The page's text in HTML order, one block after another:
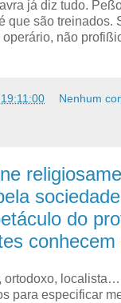
já diz tudo.
que são treinados.
não
19:11:00 Nenhum
do
ortodoxo,
para especificar